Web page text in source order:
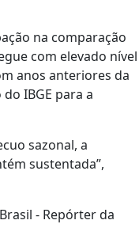
na comparação
com elevado nível
anos anteriores da
IBGE para a
sazonal, a
sustentada”,
- Repórter da